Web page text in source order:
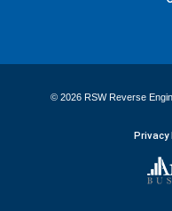
© 2026 RSW Reverse
Privacy